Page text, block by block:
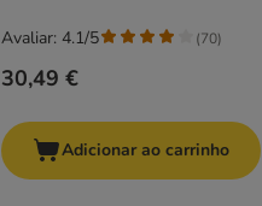
30,49 €
Avaliar: 4.1/5 (70)
Adicionar ao carrinho